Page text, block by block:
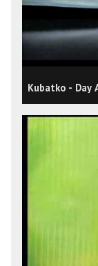
Kubatko - Day